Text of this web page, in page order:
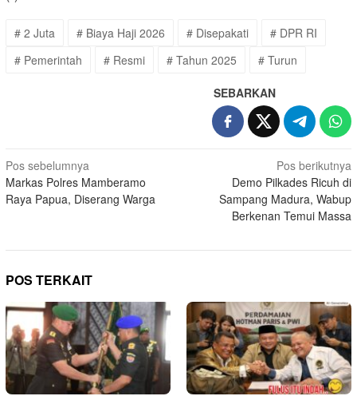
# 2 Juta # Biaya Haji 2026 # Disepakati
# DPR RI
# Pemerintah
# Resmi # Tahun 2025 # Turun
SEBARKAN
Navigasi
pos
Pos sebelumnya
Markas Polres Mamberamo
Raya Papua, Diserang Warga
Pos berikutnya
Demo Pilkades Ricuh di
Sampang Madura, Wabup
Berkenan Temui Massa
POS TERKAIT